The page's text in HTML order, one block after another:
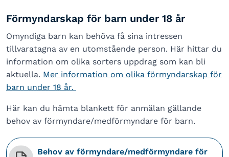
Förmyndarskap för barn under 18 år
Omyndiga barn kan behöva få sina intressen
tillvaratagna av en utomstående person. Här hittar du
information om olika sorters uppdrag som kan bli
aktuella. Mer information om olika förmyndarskap för
barn under 18 år.
Här kan du hämta blankett för anmälan gällande
behov av förmyndare/medförmyndare för barn.
Behov av förmyndare/medförmyndare för